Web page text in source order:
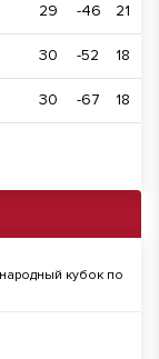
29 -46 21
30 -52 18
30 -67 18
кубок по